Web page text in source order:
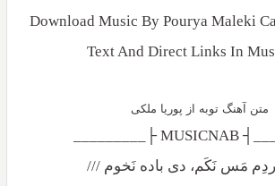
Download Music By Pourya Maleki
Text And Direct Links In
متن آهنگ توبه از پوریا ملکی
_________┤
مَس نَکَم، دی باده نَخوم ///